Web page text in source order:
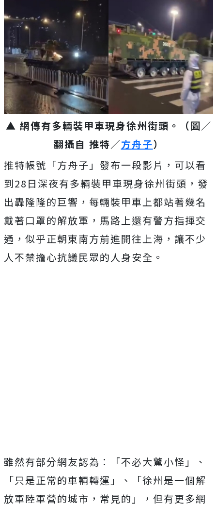
▲ 網傳有多輛裝甲車現身徐州街頭。（圖／
翻攝自 推特／方舟子）
推特帳號「方舟子」發布一段影片，可以看
到28日深夜有多輛裝甲車現身徐州街頭，發
出轟隆隆的巨響，每輛裝甲車上都站著幾名
戴著口罩的解放軍，馬路上還有警方指揮交
通，似乎正朝東南方前進開往上海，讓不少
人不禁擔心抗議民眾的人身安全。
雖然有部分網友認為：「不必大驚小怪」、
「只是正常的車輛轉運」、「徐州是一個解
放軍陸軍營的城市，常見的」，但有更多網